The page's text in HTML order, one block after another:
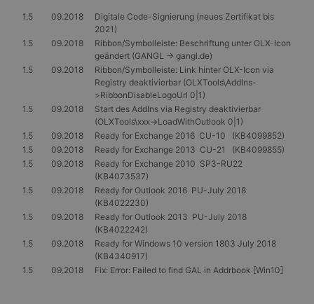
1.5 09.2018
Digitale Code-Signierung (neues Zertifikat bis
2021)
1.5
09.2018
Ribbon/Symbolleiste: Beschriftung unter OLX-Icon
geändert (GANGL -> gangl.de)
1.5
09.2018
Ribbon/Symbolleiste: Link hinter OLX-Icon via
Registry deaktivierbar (OLXTools\AddIns-
>RibbonDisableLogoUrl 0|1)
1.5
09.2018
Start des AddIns via Registry deaktivierbar
(OLXTools\xxx->LoadWithOutlook 0|1)
1.5
09.2018
Ready for Exchange 2016 CU-10 (KB4099852)
1.5
09.2018
Ready for Exchange 2013 CU-21 (KB4099855)
1.5
09.2018
Ready for Exchange 2010 SP3-RU22
(KB4073537)
1.5
09.2018
Ready for Outlook 2016 PU-July 2018
(KB4022230)
1.5
09.2018
Ready for Outlook 2013 PU-July 2018
(KB4022242)
1.5
09.2018
Ready for Windows 10 version 1803 July 2018
(KB4340917)
1.5
09.2018 Fix: Error: Failed to find GAL in Addrbook [Win10]
Website nicht ordnungsgemäß verwendet werden.
Name
Domäne
Ablaufdatum
PHPSESSID
PHP.net
www.gangl.de
Session
sich um
CookieScriptConsent
www.gangl.de
Cookie-